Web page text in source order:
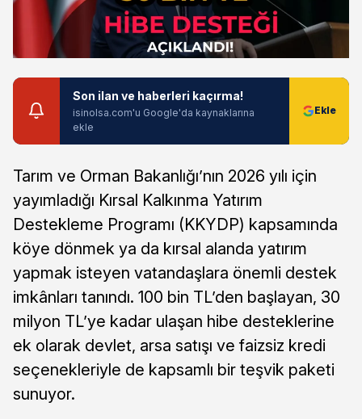
Son ilan ve haberleri kaçırma!
isinolsa.com'u Google'da kaynaklarına
ekle
Tarım ve Orman Bakanlığı’nın 2026 yılı için
yayımladığı Kırsal Kalkınma Yatırım
Destekleme Programı (KKYDP) kapsamında
köye dönmek ya da kırsal alanda yatırım
yapmak isteyen vatandaşlara önemli destek
imkânları tanındı. 100 bin TL’den başlayan, 30
milyon TL’ye kadar ulaşan hibe desteklerine
ek olarak devlet, arsa satışı ve faizsiz kredi
seçenekleriyle de kapsamlı bir teşvik paketi
sunuyor.